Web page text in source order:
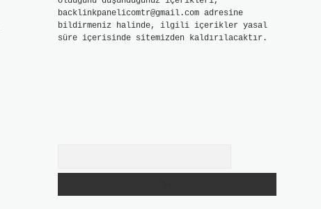
backlinkpanelicomtr@gmail.comadresine
bildirmeniz halinde, ilgili içerikler yasal
süre içerisinde sitemizden kaldırılacaktır.